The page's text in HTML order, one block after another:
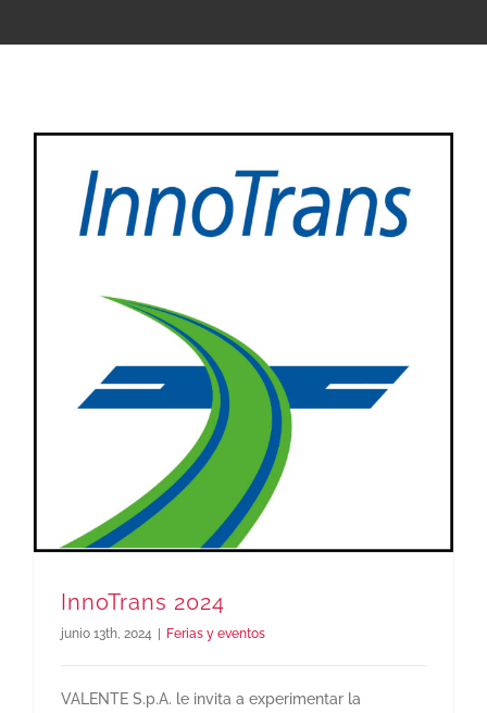
InnoTrans 2024
junio 13th, 2024 | Ferias y eventos
VALENTE S.p.A. le invita a experimentar la